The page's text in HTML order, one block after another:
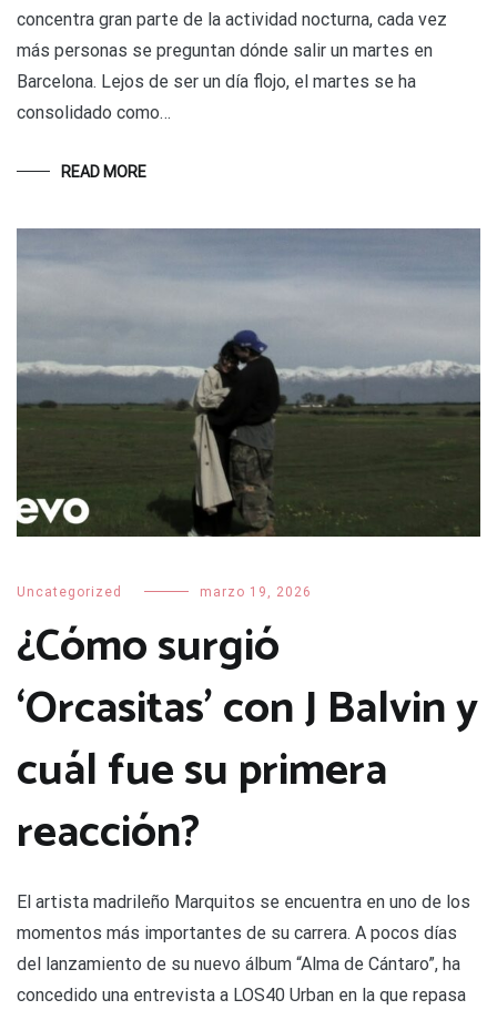
concentra gran parte de la actividad nocturna, cada vez
más personas se preguntan dónde salir un martes en
Barcelona. Lejos de ser un día flojo, el martes se ha
consolidado como…
READ MORE
Uncategorized marzo 19, 2026
¿Cómo surgió
‘Orcasitas’ con J Balvin y
cuál fue su primera
reacción?
El artista madrileño Marquitos se encuentra en uno de los
momentos más importantes de su carrera. A pocos días
del lanzamiento de su nuevo álbum “Alma de Cántaro”, ha
concedido una entrevista a LOS40 Urban en la que repasa